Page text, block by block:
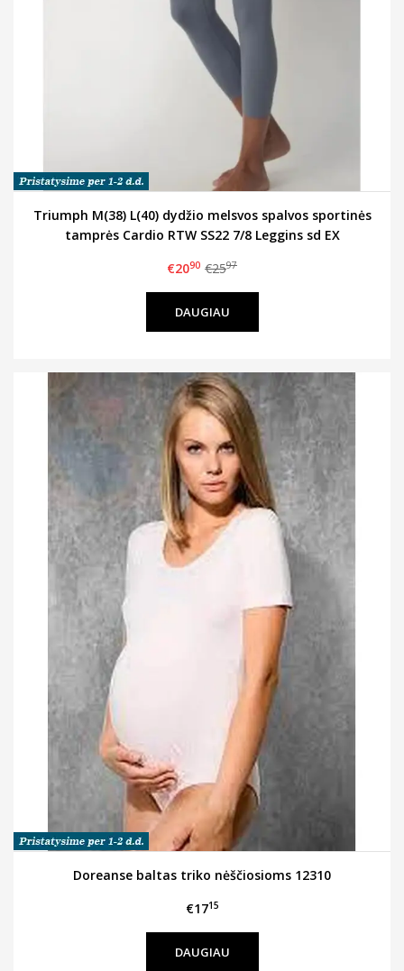
Triumph M(38) L(40) dydžio melsvos spalvos sportinės
tamprės Cardio RTW SS22 7/8 Leggins sd EX
€2090 €2597
DAUGIAU
Doreanse baltas triko nėščiosioms 12310
€1715
DAUGIAU